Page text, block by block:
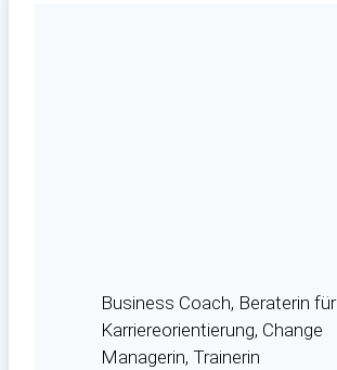
Business Coach, Beraterin für
Karriereorientierung, Change
Managerin, Trainerin